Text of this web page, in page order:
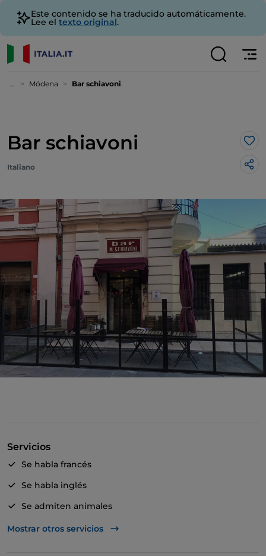
Este contenido se ha traducido automáticamente.
Lee el texto original.
... Módena Bar schiavoni
Bar schiavoni Me
Italiano
Servicios
Se habla francés
Se habla inglés
Se admiten animales
Mesas de exterior
Mostrar otros servicios